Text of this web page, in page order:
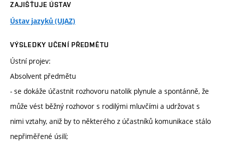
ZAJIŠŤUJE ÚSTAV
Ústav jazyků (UJAZ)
VÝSLEDKY UČENÍ PŘEDMĚTU
Ústní projev:
Absolvent předmětu
- se dokáže účastnit rozhovoru natolik plynule a spontánně, že
může vést běžný rozhovor s rodilými mluvčími a udržovat s
nimi vztahy, aniž by to některého z účastníků komunikace stálo
nepřiměřené úsilí;